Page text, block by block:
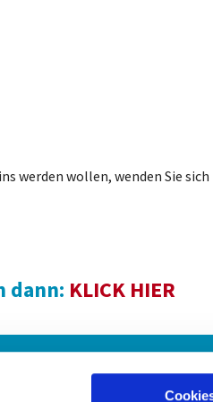
werden wollen, wenden Sie
dann: KLICK HIER